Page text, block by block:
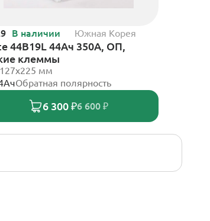
В наличии Южная Корея
44B19L 44Ач 350А, ОП,
клеммы
мм
Обратная полярность
6 300 ₽6 600 ₽